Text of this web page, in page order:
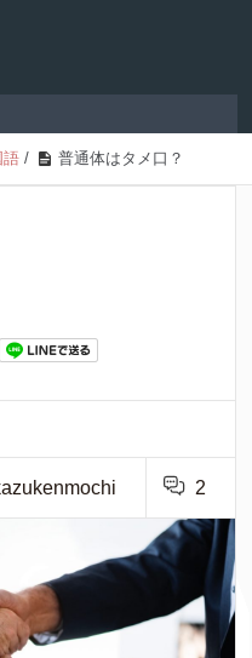
語 / 普通体はタメ口？
2